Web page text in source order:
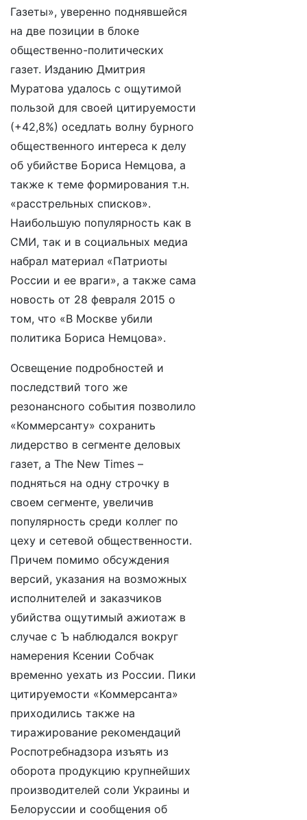
Газеты», уверенно поднявшейся
на две позиции в блоке
общественно-политических
газет. Изданию Дмитрия
Муратова удалось с ощутимой
пользой для своей цитируемости
(+42,8%) оседлать волну бурного
общественного интереса к делу
об убийстве Бориса Немцова, а
также к теме формирования т.н.
«расстрельных списков».
Наибольшую популярность как в
СМИ, так и в социальных медиа
набрал материал «Патриоты
России и ее враги», а также сама
новость от 28 февраля 2015 о
том, что «В Москве убили
политика Бориса Немцова».
Освещение подробностей и
последствий того же
резонансного события позволило
«Коммерсанту» сохранить
лидерство в сегменте деловых
газет, а The New Times –
подняться на одну строчку в
своем сегменте, увеличив
популярность среди коллег по
цеху и сетевой общественности.
Причем помимо обсуждения
версий, указания на возможных
исполнителей и заказчиков
убийства ощутимый ажиотаж в
случае с Ъ наблюдался вокруг
намерения Ксении Собчак
временно уехать из России. Пики
цитируемости «Коммерсанта»
приходились также на
тиражирование рекомендаций
Роспотребнадзора изъять из
оборота продукцию крупнейших
производителей соли Украины и
Белоруссии и сообщения об